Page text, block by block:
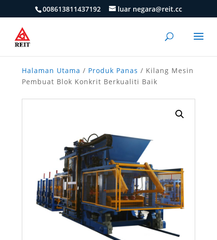
008613811437192 luar negara@reit.cc
Halaman Utama / Produk Panas / Kilang Mesin
Pembuat Blok Konkrit Berkualiti Baik